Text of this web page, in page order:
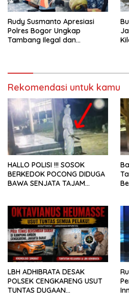
Rudy Susmanto Apresiasi
Polres Bogor Ungkap
Tambang Ilegal dan
Rekomendasi untuk kamu
HALLO POLISI !!! SOSOK
BERKEDOK POCONG DIDUGA
BAWA SENJATA TAJAM
LEBONG
LBH ADHIBRATA DESAK
POLSEK CENGKARENG USUT
TUNTAS DUGAAN